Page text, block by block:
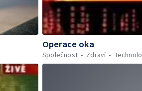
Operace oka
Společnost
Zdraví